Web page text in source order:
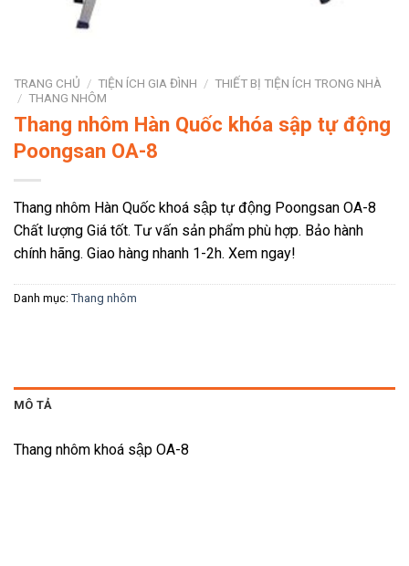
TRANG CHỦ / TIỆN ÍCH GIA ĐÌNH / THIẾT BỊ TIỆN ÍCH TRONG NHÀ
/ THANG NHÔM
Thang nhôm Hàn Quốc khóa sập tự động
Poongsan OA-8
Thang nhôm Hàn Quốc khoá sập tự động Poongsan OA-8
Chất lượng Giá tốt. Tư vấn sản phẩm phù hợp. Bảo hành
chính hãng. Giao hàng nhanh 1-2h. Xem ngay!
Danh mục: Thang nhôm
MÔ TẢ
Thang nhôm khoá sập OA-8